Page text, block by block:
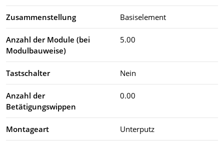
Zusammenstellung Basiselement
Anzahl der Module (bei
Modulbauweise)
5.00
Tastschalter Nein
Anzahl der
Betätigungswippen
0.00
Montageart Unterputz